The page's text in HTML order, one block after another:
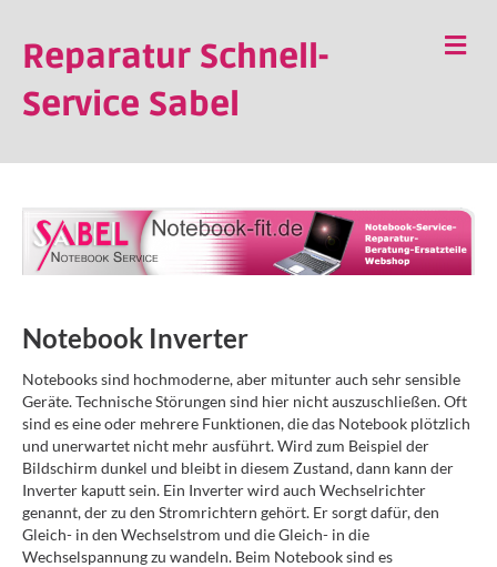
Reparatur Schnell-
Service Sabel
Notebook Inverter
Notebooks sind hochmoderne, aber mitunter auch sehr sensible
Geräte. Technische Störungen sind hier nicht auszuschließen. Oft
sind es eine oder mehrere Funktionen, die das Notebook plötzlich
und unerwartet nicht mehr ausführt. Wird zum Beispiel der
Bildschirm dunkel und bleibt in diesem Zustand, dann kann der
Inverter kaputt sein. Ein Inverter wird auch Wechselrichter
genannt, der zu den Stromrichtern gehört. Er sorgt dafür, den
Gleich- in den Wechselstrom und die Gleich- in die
Wechselspannung zu wandeln. Beim Notebook sind es